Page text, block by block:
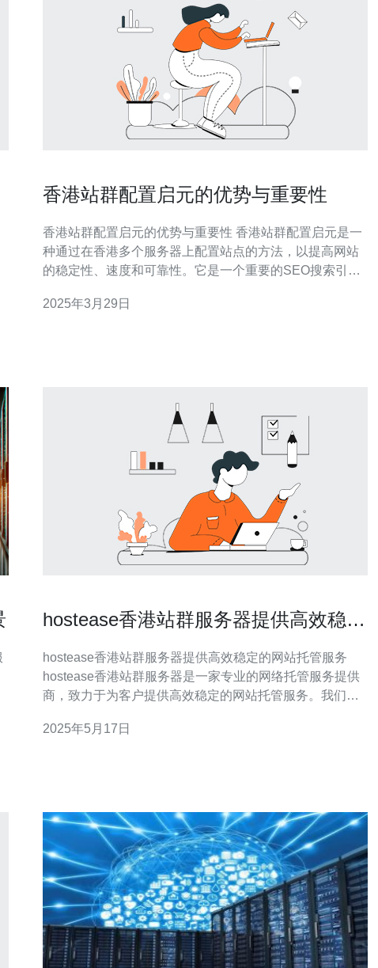
香港站群配置启元的优势与重要性
香港站群配置启元的优势与重要性 香港站群配置启元是一
种通过在香港多个服务器上配置站点的方法，以提高网站
的稳定性、速度和可靠性。它是一个重要的SEO搜索引擎
名。 1. 提高网站的稳定性：通过将网站分布在多个服务器
2025年3月29日
hostease香港站群服务器提供高效稳定
hostease香港站群服务器提供高效稳定的网站托管服务
hostease香港站群服务器是一家专业的网络托管服务提供
商，致力于为客户提供高效稳定的网站托管服务。我们拥
定运行，同时提供高效的技术支持，让客户无后顾之忧。
2025年5月17日